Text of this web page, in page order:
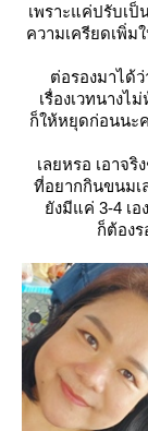
เพราะแค่ปรับเป็
ความเครียดเพิ่ม
ต่อรองมาได้
เรื่องเวทนาง
ก็ให้หยุดก่อนนะ
เลยหรอ เอาจ
ที่อยากกินขนมเ
งมีแค่ 3-4 เอ
ก็ต้อง